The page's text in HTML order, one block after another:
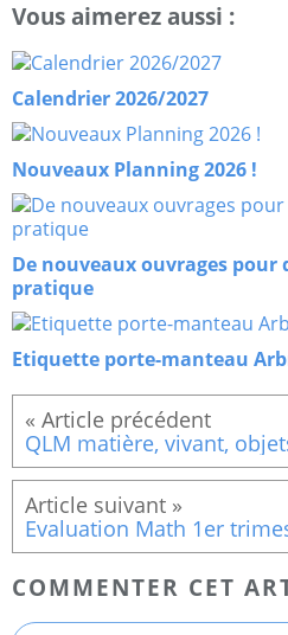
Vous aimerez aussi :
Calendrier 2026/2027
Nouveaux Planning 2026 !
De nouveaux ouvrages
pratique
Etiquette porte-manteau
QLM matière, vivant,
Evaluation Math 1er
COMMENTER CET